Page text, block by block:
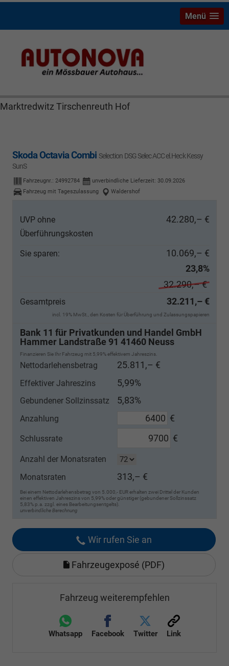
Skoda Octavia Bayreuth Nützel Mössbauer Autonova
Brucker Räthel MGS Autohaus günstig Finanzierung
Marktredwitz Tirschenreuth Hof
Menü
Skoda Octavia Combi Selection DSG Selec ACC el.Heck Kessy
SunS
Fahrzeugnr.: 24992784 unverbindliche Lieferzeit: 30.09.2026
Fahrzeug mit Tageszulassung
Waldershof
UVP ohne
Überführungskosten
42.280,– €
Sie sparen:
10.069,– €
23,8%
32.290,– €
Gesamtpreis 32.211,– €
incl. 19% MwSt., den Kosten für Überführung und Zulassungspapieren
Bank 11 für Privatkunden und Handel GmbH
Hammer Landstraße 91 41460 Neuss
Finanzieren Sie Ihr Fahrzeug mit 5,99% effektivem Jahreszins.
Nettodarlehensbetrag 25.811,– €
Effektiver Jahreszins 5,99%
Gebundener Sollzinssatz 5,83%
Anzahlung €
Schlussrate €
Anzahl der Monatsraten
Monatsraten
313,– €
Bei einem Nettodarlehensbetrag von 5.000,- EUR erhalten zwei Drittel der Kunden
einen effektiven Jahreszins von 5,99% oder günstiger (gebundener Sollzinssatz
5,83% p.a. zzgl. eines Bearbeitungsentgelts).
unverbindliche Berechnung
Wir rufen Sie an
Fahrzeugexposé (PDF)
Fahrzeug weiterempfehlen
Whatsapp Facebook Twitter Link